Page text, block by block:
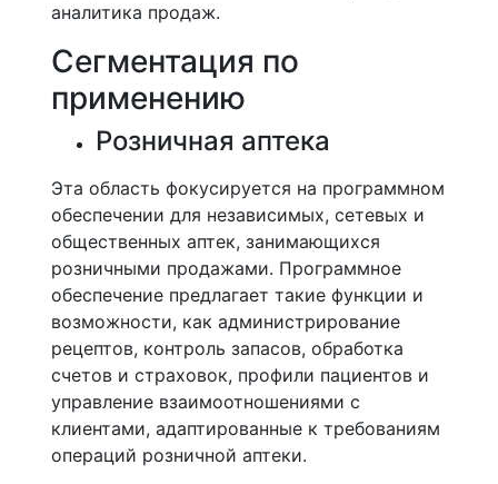
аналитика продаж.
Сегментация по
применению
Розничная аптека
Эта область фокусируется на программном
обеспечении для независимых, сетевых и
общественных аптек, занимающихся
розничными продажами. Программное
обеспечение предлагает такие функции и
возможности, как администрирование
рецептов, контроль запасов, обработка
счетов и страховок, профили пациентов и
управление взаимоотношениями с
клиентами, адаптированные к требованиям
операций розничной аптеки.